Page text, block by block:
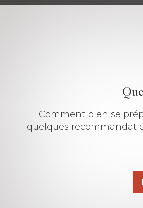
Comment bien se
quelques